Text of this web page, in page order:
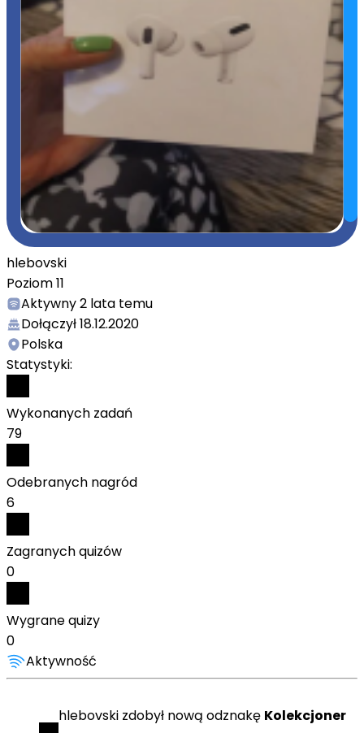
hlebovski
Poziom11
Aktywny2 lata temu
Dołączył18.12.2020
Polska
Statystyki:
Wykonanych zadań
79
Odebranych nagród
6
Zagranych quizów
0
Wygrane quizy
0
Aktywność
hlebovski zdobył nową odznakę Kolekcjoner